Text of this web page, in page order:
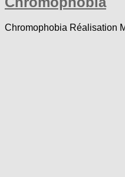
Chromophobia Réalisation